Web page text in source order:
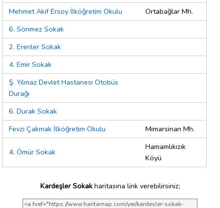
Mehmet Akif Ersoy İlköğretim Okulu
Ortabağlar Mh.
6. Sönmez Sokak
2. Erenler Sokak
4. Emir Sokak
Ş. Yılmaz Devlet Hastanesi Otobüs
Durağı
6. Durak Sokak
Fevzi Çakmak İlköğretim Okulu
Mimarsinan Mh.
4. Ömür Sokak
Hamamlıkızık
Köyü
Kardeşler Sokakharitasına link verebilirsiniz;